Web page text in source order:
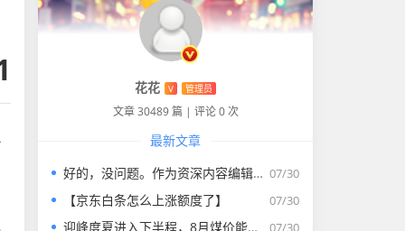
花花 V 管理员
文章 30489 篇 | 评论 0 次
最新文章
07/30
好的，没问题。作为资深内容编辑，我将为您打造一篇符合要求的专业教程文章。
07/30
【京东白条怎么上涨额度了】
07/30
迎峰度夏进入下半程，8月煤价能否走强？